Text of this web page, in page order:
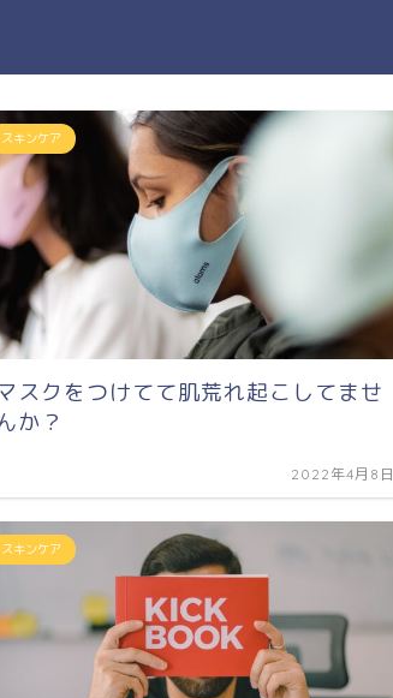
スキンケア
スクをつけてて肌荒れ起こしてませ
か？
2022年4月8日
スキンケア